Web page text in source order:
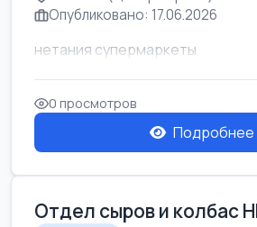
Опубликовано: 17.06.2026
нетания супермаркеты
0 просмотров
Подробнее
Отдел сыров и колбас